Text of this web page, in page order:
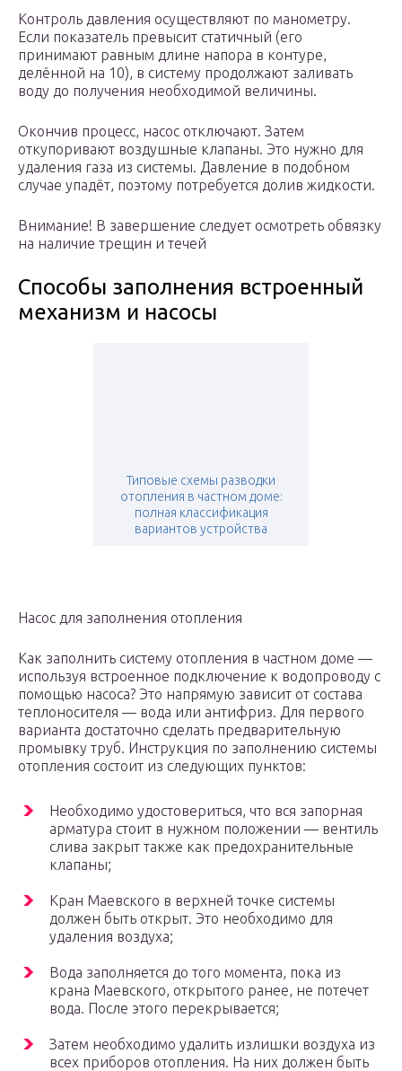
Контроль давления осуществляют по манометру.
Если показатель превысит статичный (его
принимают равным длине напора в контуре,
делённой на 10), в систему продолжают заливать
воду до получения необходимой величины.
Окончив процесс, насос отключают. Затем
откупоривают воздушные клапаны. Это нужно для
удаления газа из системы. Давление в подобном
случае упадёт, поэтому потребуется долив жидкости.
Внимание! В завершение следует осмотреть обвязку
на наличие трещин и течей
Способы заполнения встроенный
механизм и насосы
Типовые схемы разводки
отопления в частном доме:
полная классификация
вариантов устройства
Насос для заполнения отопления
Как заполнить систему отопления в частном доме —
используя встроенное подключение к водопроводу с
помощью насоса? Это напрямую зависит от состава
теплоносителя — вода или антифриз. Для первого
варианта достаточно сделать предварительную
промывку труб. Инструкция по заполнению системы
отопления состоит из следующих пунктов:
Необходимо удостовериться, что вся запорная
арматура стоит в нужном положении — вентиль
слива закрыт также как предохранительные
клапаны;
Кран Маевского в верхней точке системы
должен быть открыт. Это необходимо для
удаления воздуха;
Вода заполняется до того момента, пока из
крана Маевского, открытого ранее, не потечет
вода. После этого перекрывается;
Затем необходимо удалить излишки воздуха из
всех приборов отопления. На них должен быть